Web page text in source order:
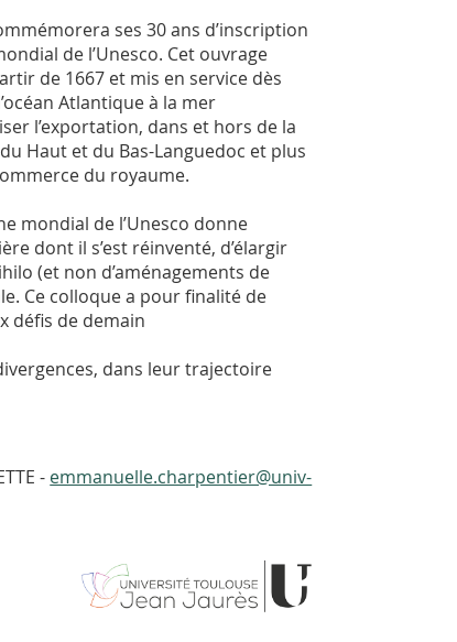
ses 30 ans d’inscription
de l’Unesco. Cet ouvrage
de 1667 et mis en service dès
Atlantique à la mer
l’exportation, dans et hors de la
Haut et du Bas-Languedoc et plus
du royaume.
mondial de l’Unesco donne
dont il s’est réinventé, d’élargir
(et non d’aménagements de
Ce colloque a pour finalité de
défis de demain
dans leur trajectoire
- emmanuelle.charpentier@univ-